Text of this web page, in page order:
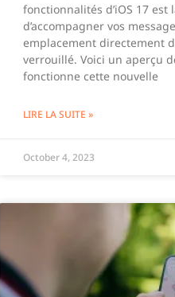
fonctionnalités d’iOS 17 est
d’accompagner vos
emplacement directement
verrouillé. Voici un aperçu
fonctionne cette nouvelle
LIRE LA SUITE »
October 4, 2023